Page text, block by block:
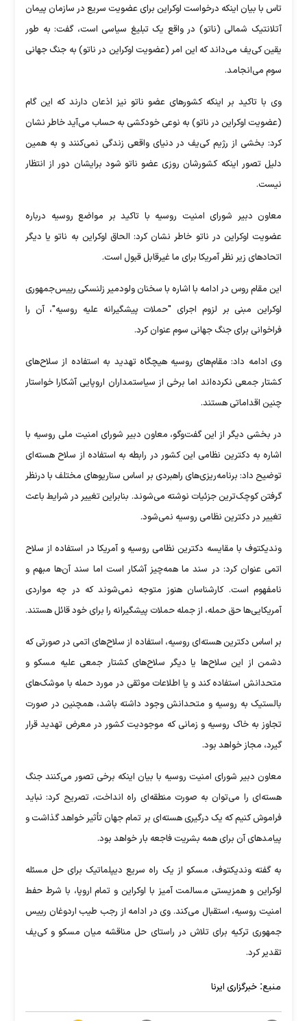
تاس با بیان اینکه درخواست اوکراین برای عضویت سریع در سازمان پیمان
آتلانتیک شمالی (ناتو) در واقع یک تبلیغ سیاسی است، گفت: به طور
یقین کی‌یف می‌داند که این امر (عضویت اوکراین در ناتو) به جنگ‌ جهانی
سوم می‌انجامد.
وی با تاکید بر اینکه کشورهای عضو ناتو نیز اذعان دارند که این گام
(عضویت اوکراین در ناتو) به نوعی خودکشی به حساب ‌می‌آید خاطر نشان
کرد: بخشی از رژیم کی‌یف در دنیای واقعی زندگی نمی‌کنند و به همین
دلیل تصور اینکه کشورشان روزی عضو ناتو شود برایشان دور از انتظار
نیست.
معاون دبیر شورای امنیت روسیه با تاکید بر مواضع روسیه درباره
عضویت اوکراین در ناتو خاطر نشان کرد: الحاق اوکراین به ناتو یا دیگر
اتحادهای زیر نظر آمریکا برای ما غیرقابل قبول است.
این مقام روس در ادامه با اشاره با سخنان ولودمیر زلنسکی رییس‌جمهوری
اوکراین مبنی بر لزوم اجرای "حملات پیشگیرانه علیه روسیه"، آن را
فراخوانی برای جنگ جهانی سوم عنوان کرد.
وی ادامه داد: مقام‌های روسیه هیچگاه تهدید به استفاده از سلاح‌های
کشتار جمعی نکرده‌اند اما برخی از سیاستمداران اروپایی آشکارا خواستار
چنین اقداماتی هستند.
در بخشی دیگر از این گفت‌وگو، معاون دبیر شورای امنیت ملی روسیه با
اشاره به دکترین نظامی این کشور در رابطه به استفاده از سلاح هسته‌ای
توضیح داد: برنامه‌ریزی‌های راهبردی بر اساس سناریوهای مختلف با درنظر
گرفتن کوچک‌ترین جزئیات نوشته می‌شوند. بنابراین تغییر در شرایط باعث
تغییر در دکترین نظامی روسیه نمی‌شود.
وندیکتوف با مقایسه دکترین نظامی روسیه و آمریکا در استفاده از سلاح
اتمی عنوان کرد: در سند ما همه‌چیز آشکار است اما سند آن‌ها مبهم و
نامفهوم است. کارشناسان هنوز متوجه نمی‌شوند که در چه مواردی
آمریکایی‌ها حق حمله، از جمله حملات پیشگیرانه را برای خود قائل هستند.
بر اساس دکترین هسته‌ای روسیه، استفاده از سلاح‌های اتمی در صورتی که
دشمن از این سلاح‌ها یا دیگر سلاح‌های کشتار جمعی علیه مسکو و
متحدانش استفاده کند و یا اطلاعات موثقی در مورد حمله با موشک‌های
بالستیک به روسیه و متحدانش وجود داشته باشد، همچنین در صورت
تجاوز به خاک روسیه و زمانی که موجودیت کشور در معرض تهدید قرار
گیرد، مجاز خواهد بود.
معاون دبیر شورای امنیت روسیه با بیان اینکه برخی تصور می‌کنند جنگ‌
هسته‌ای را می‌توان به صورت منطقه‌ای راه انداخت، تصریح کرد: نباید
فراموش کنیم که یک درگیری هسته‌ای بر تمام جهان تأثیر خواهد گذاشت و
پیامدهای آن برای همه بشریت فاجعه بار خواهد بود.
به گفته وندیکتوف، مسکو از یک راه سریع دیپلماتیک برای حل مسئله
اوکراین و همزیستی مسالمت آمیز با اوکراین و تمام اروپا، با شرط حفط
امنیت روسیه، استقبال می‌کند. وی در ادامه از رجب‌ طیب اردوغان رییس
جمهوری ترکیه برای تلاش در راستای حل مناقشه میان مسکو و کی‌یف
تقدیر کرد.
منبع: خبرگزاری ایرنا